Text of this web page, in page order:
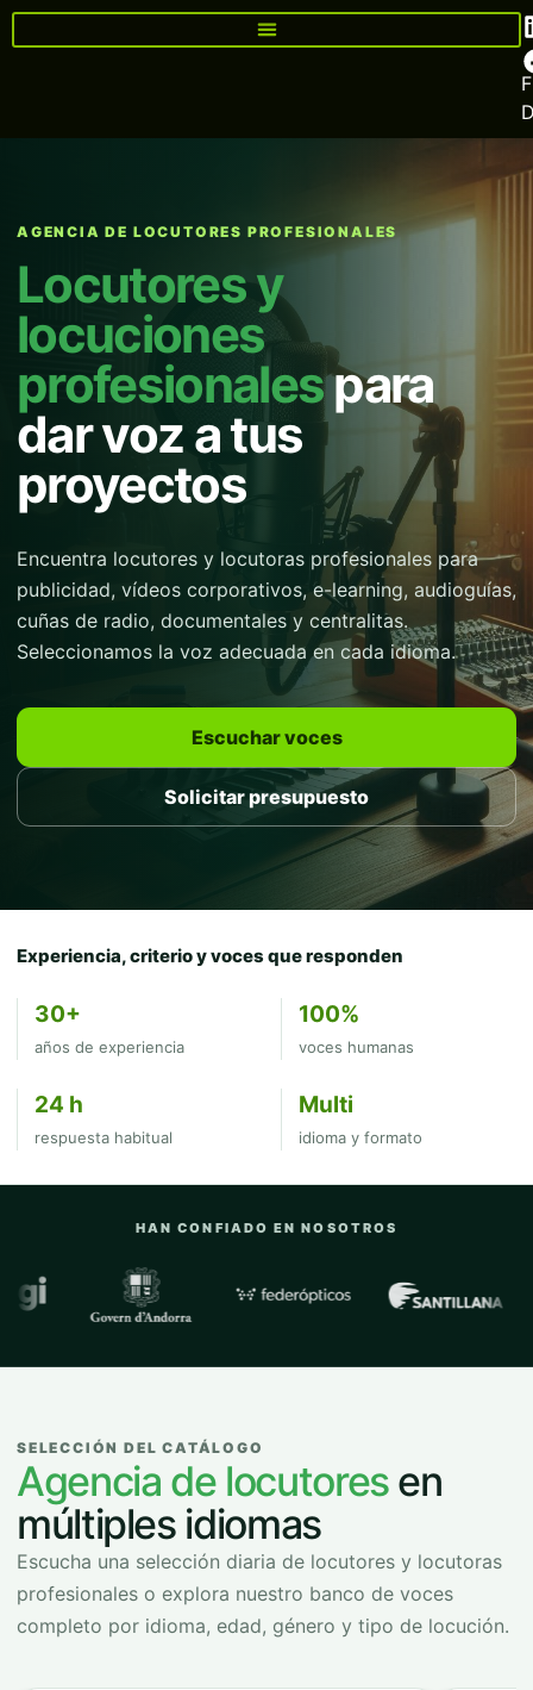
AGENCIA DE LOCUTORES PROFESIONALES
Locutores y
locuciones
profesionalespara
dar voz a tus
proyectos
Encuentra locutores y locutoras profesionales para
publicidad, vídeos corporativos, e-learning, audioguías,
cuñas de radio, documentales y centralitas.
Seleccionamos la voz adecuada en cada idioma.
Escuchar voces
Solicitar presupuesto
Experiencia, criterio y voces que responden
30+
años de experiencia
100%
voces humanas
24 h
respuesta habitual
Multi
idioma y formato
HAN CONFIADO EN NOSOTROS
Empresas y organizaciones con las
SELECCIÓN DEL CATÁLOGO
Agencia de locutoresen
múltiples idiomas
Escucha una selección diaria de locutores y locutoras
profesionales o explora nuestro banco de voces
completo por idioma, edad, género y tipo de locución.